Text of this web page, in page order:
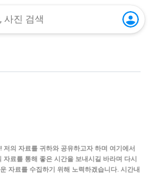
저의 자료를 귀하와 공유하고자 하며 여기에서
료를 통해 좋은 시간을 보내시길 바라며 다시
자료를 수집하기 위해 노력하겠습니다. 시간내